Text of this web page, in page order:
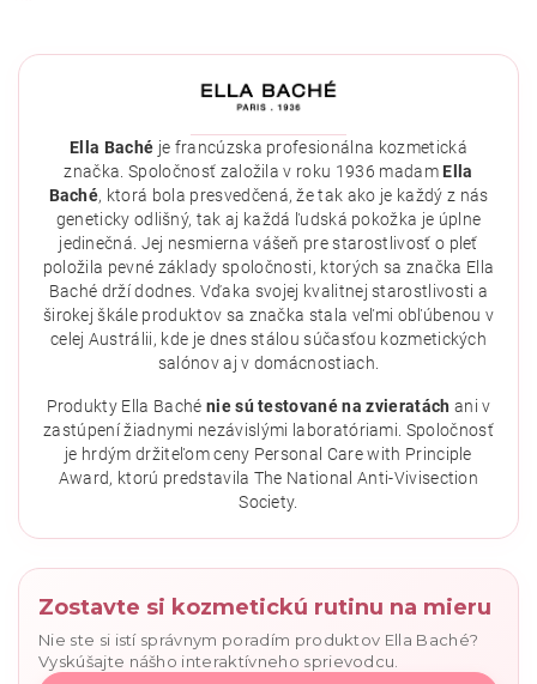
Vložením hodnotenie súhlasíte spodmienkami ochrany
Ella Baché je francúzska profesionálna kozmetická
značka. Spoločnosť založila v roku 1936 madam Ella
Baché, ktorá bola presvedčená, že tak ako je každý z nás
geneticky odlišný, tak aj každá ľudská pokožka je úplne
jedinečná. Jej nesmierna vášeň pre starostlivosť o pleť
položila pevné základy spoločnosti, ktorých sa značka Ella
Baché drží dodnes. Vďaka svojej kvalitnej starostlivosti a
širokej škále produktov sa značka stala veľmi obľúbenou v
celej Austrálii, kde je dnes stálou súčasťou kozmetických
salónov aj v domácnostiach.
Produkty Ella Baché nie sú testované na zvieratách ani v
zastúpení žiadnymi nezávislými laboratóriami. Spoločnosť
je hrdým držiteľom ceny Personal Care with Principle
Award, ktorú predstavila The National Anti-Vivisection
Society.
Zostavte si kozmetickú rutinu na mieru
Nie ste si istí správnym poradím produktov Ella Baché?
Vyskúšajte nášho interaktívneho sprievodcu.